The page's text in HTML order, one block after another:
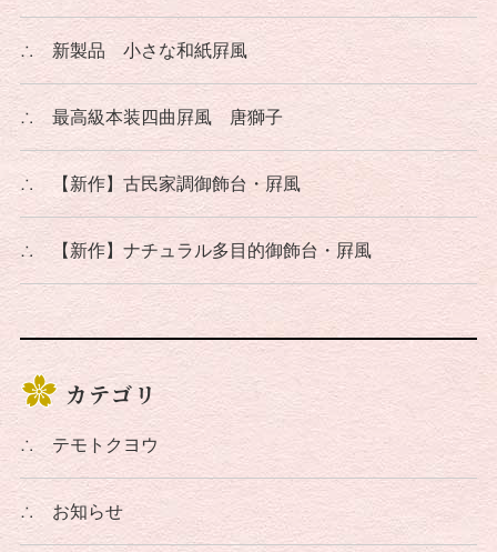
∴ 新製品 小さな和紙屛風
∴ 最高級本装四曲屛風 唐獅子
∴ 【新作】古民家調御飾台・屛風
∴ 【新作】ナチュラル多目的御飾台・屛風
カテゴリ
∴ テモトクヨウ
∴ お知らせ